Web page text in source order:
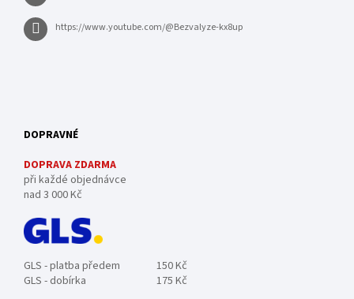
https://www.youtube.com/@Bezvalyze-kx8up
DOPRAVNÉ
DOPRAVA ZDARMA
při každé objednávce
nad 3 000 Kč
GLS - platba předem
150 Kč
GLS - dobírka
175 Kč